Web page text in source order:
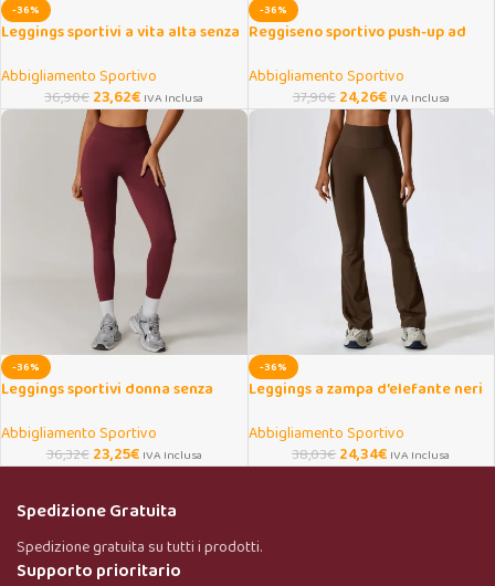
-36%
Leggings sportivi a vita alta senza
Abbigliamento Sportivo
36,90€23,62€ IVA Inclusa
-36%
Reggiseno sportivo push-up ad
Abbigliamento Sportivo
37,90€ 24,26€ IVA Inclusa
-36%
Leggings sportivi donna senza
Abbigliamento Sportivo
36,32€ 23,25€ IVA Inclusa
-36%
Leggings a zampa d’elefante neri
Abbigliamento Sportivo
38,03€24,34€ IVA Inclusa
Spedizione Gratuita
Spedizione gratuita su tutti i prodotti.
Supporto prioritario